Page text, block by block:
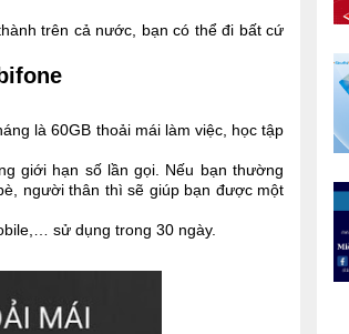
trên cả nước, bạn có thể đi bất cứ
là 60GB thoải mái làm việc, học tập
giới hạn số lần gọi. Nếu bạn thường
người thân thì sẽ giúp bạn được một
sử dụng trong 30 ngày.